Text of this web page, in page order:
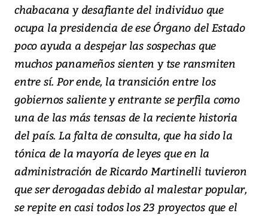
chabacana y desafiante del individuo que
ocupa la presidencia de ese Órgano del Estado
poco ayuda a despejar las sospechas que
muchos panameños sienten y tse ransmiten
entre sí. Por ende, la transición entre los
gobiernos saliente y entrante se perfila como
una de las más tensas de la reciente historia
del país. La falta de consulta, que ha sido la
tónica de la mayoría de leyes que en la
administración de Ricardo Martinelli tuvieron
que ser derogadas debido al malestar popular,
se repite en casi todos los 23 proyectos que el